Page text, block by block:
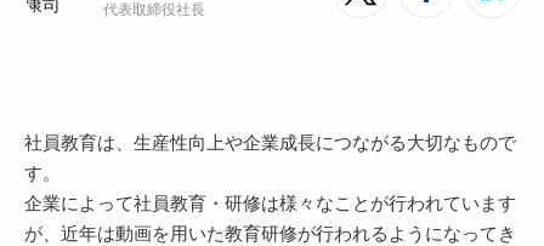
代表取締役社長
社員教育は、生産性向上や企業成長につながる大切なもので
す。
企業によって社員教育・研修は様々なことが行われています
が、近年は動画を用いた教育研修が行われるようになってき